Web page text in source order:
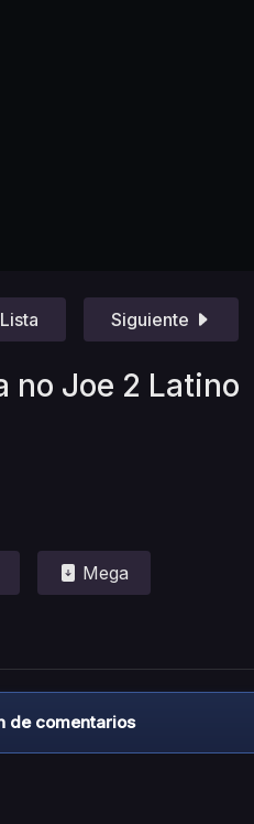
Lista Siguiente
no Joe 2 Latino
Mega
de comentarios